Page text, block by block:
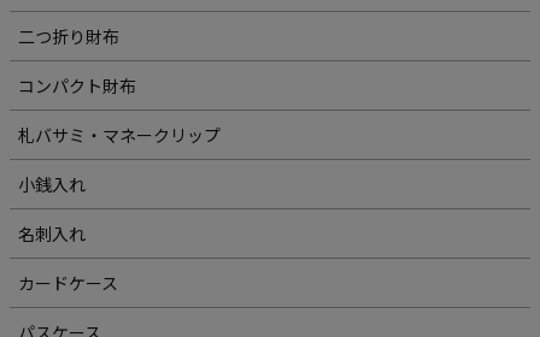
二つ折り財布
コンパクト財布
札バサミ・マネークリップ
小銭入れ
名刺入れ
カードケース
パスケース